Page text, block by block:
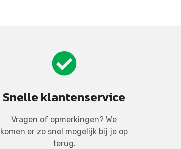
Snelle klantenservice
Vragen of opmerkingen? We
komen er zo snel mogelijk bij je op
terug.